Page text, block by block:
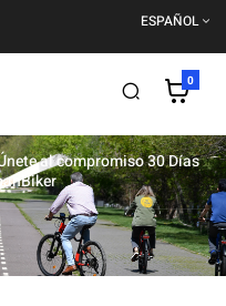
ESPAÑOL
0
al compromiso 30 Días